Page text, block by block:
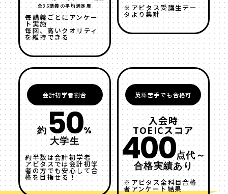
全36講義の平均満足度
毎講義ごとにアンケー
ト実施
毎回、高いクオリティ
を維持できる
※アビタス受講生デー
タより集計
会計初学者割合
約 50%
大学生
約半数は会計初学者
アビタスでは会計初学
者の方でも安心して合
格を目指せる！
英語苦手でも合格可
入会時
TOEICスコア
400点代～
合格実績あり
※アビタス全科目合格
者アンケート結果